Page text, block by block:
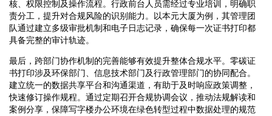
核、权限控制及操作流程。行政前台人员需经过专业培训，明确职
责分工，提升对合规风险的识别能力。以本元大厦为例，其管理团
队通过建立多级审批机制和电子日志记录，确保每一次证书打印都
具备完整的审计轨迹。
最后，跨部门协作机制的完善能够有效提升整体合规水平。零碳证
书打印涉及环保部门、信息技术部门及行政管理部门的协同配合。
建立统一的数据共享平台和沟通渠道，有助于及时响应政策调整，
快速修订操作规程。通过定期召开合规协调会议，推动法规解读和
案例分享，保障写字楼办公环境在绿色转型过程中数据处理的规范